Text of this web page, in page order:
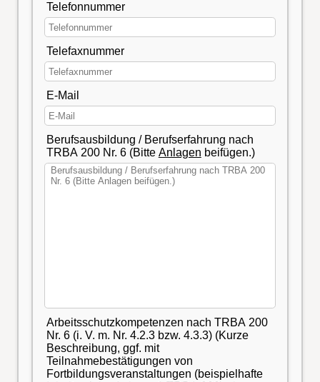
Telefonnummer
Telefaxnummer
E-Mail
Berufsausbildung / Berufserfahrung nach
TRBA 200 Nr. 6 (Bitte Anlagen beifügen.)
Arbeitsschutzkompetenzen nach TRBA 200
Nr. 6 (i. V. m. Nr. 4.2.3 bzw. 4.3.3) (Kurze
Beschreibung, ggf. mit
Teilnahmebestätigungen von
Fortbildungsveranstaltungen (beispielhafte